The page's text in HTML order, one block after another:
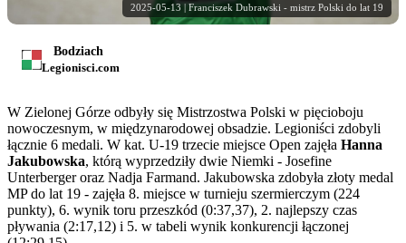
2025-05-13 | Franciszek Dubrawski - mistrz Polski do lat 19
Bodziach
Legionisci.com
W Zielonej Górze odbyły się Mistrzostwa Polski w pięcioboju
nowoczesnym, w międzynarodowej obsadzie. Legioniści zdobyli
łącznie 6 medali. W kat. U-19 trzecie miejsce Open zajęła Hanna
Jakubowska, którą wyprzedziły dwie Niemki - Josefine
Unterberger oraz Nadja Farmand. Jakubowska zdobyła złoty medal
MP do lat 19 - zajęła 8. miejsce w turnieju szermierczym (224
punkty), 6. wynik toru przeszkód (0:37,37), 2. najlepszy czas
pływania (2:17,12) i 5. w tabeli wynik konkurencji łączonej